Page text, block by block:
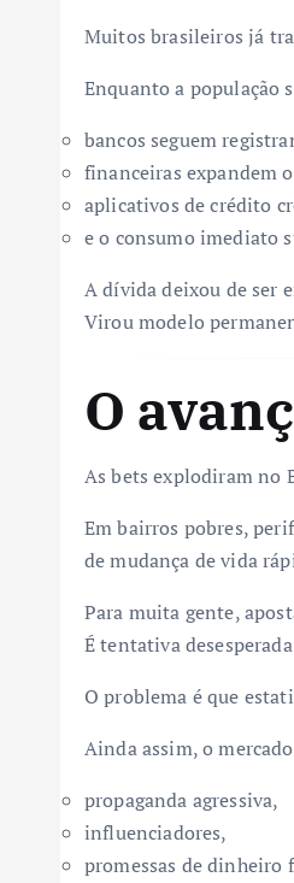
Muitos brasileiros já
Enquanto a população
bancos seguem
financeiras expandem
aplicativos de crédito
e o consumo imediato
A dívida deixou de ser
Virou modelo
O
As bets explodiram no
Em bairros pobres,
de mudança de vida
Para muita gente,
É tentativa
O problema é que
Ainda assim, o
propaganda agressiva,
influenciadores,
promessas de dinheiro